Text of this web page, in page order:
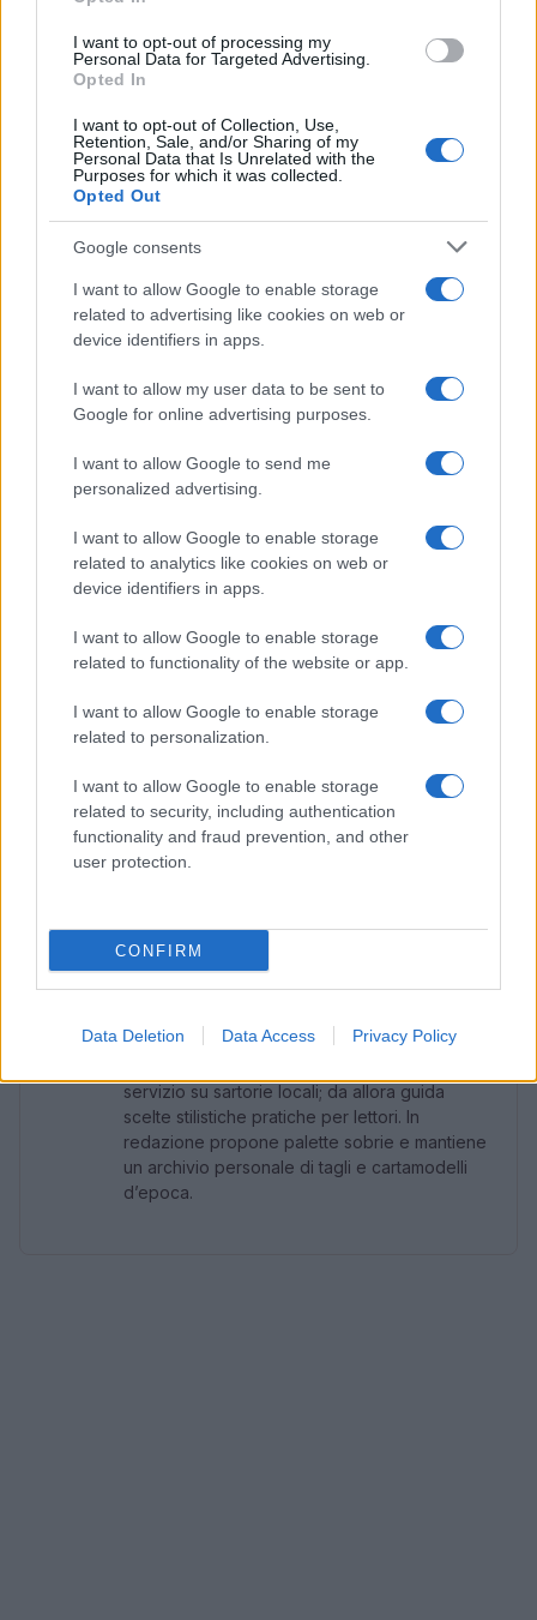
I want to opt-out of processing my
Personal Data for Targeted Advertising.
Opted In
I want to opt-out of Collection, Use,
Retention, Sale, and/or Sharing of my
Personal Data that Is Unrelated with the
Purposes for which it was collected.
Opted Out
Google consents
I want to allow Google to enable storage
related to advertising like cookies on web or
device identifiers in apps.
I want to allow my user data to be sent to
Google for online advertising purposes.
I want to allow Google to send me
personalized advertising.
I want to allow Google to enable storage
related to analytics like cookies on web or
device identifiers in apps.
I want to allow Google to enable storage
related to functionality of the website or app.
I want to allow Google to enable storage
related to personalization.
I want to allow Google to enable storage
related to security, including authentication
functionality and fraud prevention, and other
user protection.
CONFIRM
Data Deletion Data Access Privacy Policy
una nota: “cosa ho ottenuto?”. Con il tempo,
l’attenzione diventa più stabile e l’umore meno
reattivo agli stimoli intermittenti. Una tecnologia
oscurare la vita fuori dallo schermo.
Approfondimenti ed eccezioni: ruoli,
emergenze e bambini
Esistono contesti in cui la reperibilità è
fondamentale: assistenza, turni, responsabilità
critiche. In questi casi, il compromesso è
si configuranoliste prioritarieavvisi solo per
parole chiave, filtri orari per contatti specifici. Per
chi si occupa di cura, l’obiettivo è distinguere tra
segnale urgente e routine informativa. Anche per i
bambini, la regola è adattare: tempi brevi, contenuti
adeguati e presenza di un adulto come modello di
autoregolazione.
Quando le esigenze sono variabili, si lavora per
scenari: profili diversi del dispositivo per lavoro e
vita privata, calendari con slot di risposta,
promemoria condivisi. Le tecnologie cambiano, i
principi restano: perché, quando e come usare lo
schermo. Con confini chiari, il digitale diventa un
alleato silenzioso che sostiene l’attenzione,
Beatrice Bonaventura ricorda la decisione di
servizio su sartorie locali; da allora guida
scelte stilistiche pratiche per lettori. In
redazione propone palette sobrie e mantiene
un archivio personale di tagli e cartamodelli
d’epoca.